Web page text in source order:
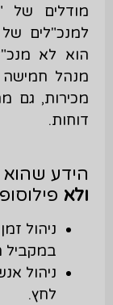
מודלים של
למנכ"לים של
מנהל
מכירות, גם
דוחות.
הידע שהוא
ולא
במקביל
ניהול
לחץ.